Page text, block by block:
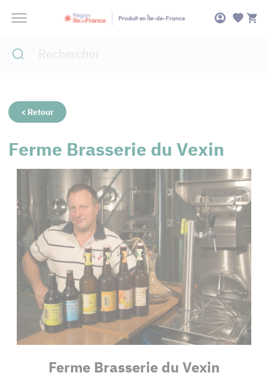
Produit en Île-de-France
< Retour
Ferme Brasserie du Vexin
Ferme Brasserie du Vexin